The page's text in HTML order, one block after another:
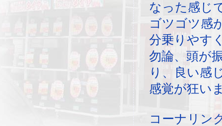
なった感じ
ゴツゴツ感
分乗りやす
勿論、頭が
り、良い感
感覚が狂い
コーナリン